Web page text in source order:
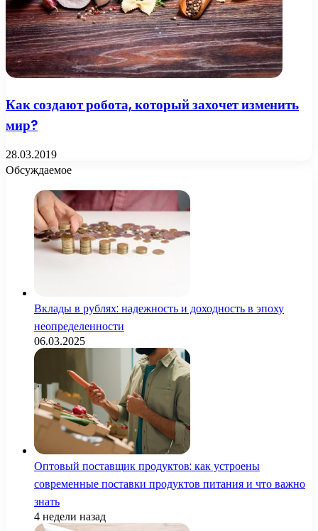
Как создают робота, который захочет изменить
мир?
28.03.2019
Обсуждаемое
Вклады в рублях: надежность и доходность в эпоху
неопределенности
06.03.2025
Оптовый поставщик продуктов: как устроены
современные поставки продуктов питания и что важно
знать
4 недели назад